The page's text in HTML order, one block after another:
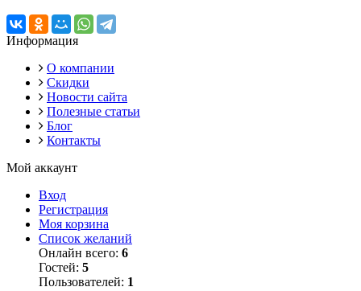
Информация
О компании
Скидки
Новости сайта
Полезные статьи
Блог
Контакты
Мой аккаунт
Вход
Регистрация
Моя корзина
Список желаний
Онлайн всего: 6
Гостей: 5
Пользователей: 1